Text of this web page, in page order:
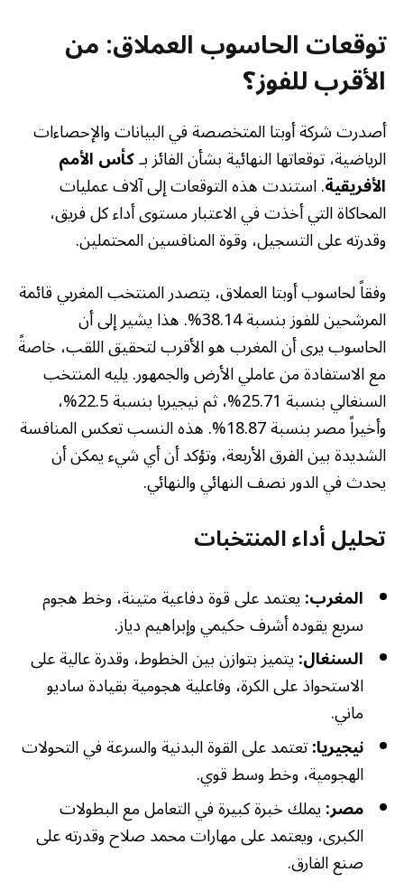
توقعات الحاسوب العملاق: من
الأقرب للفوز؟
أصدرت شركة أوبتا المتخصصة في البيانات والإحصاءات
الرياضية، توقعاتها النهائية بشأن الفائز بـكأس الأمم
الأفريقية. استندت هذه التوقعات إلى آلاف عمليات
المحاكاة التي أخذت في الاعتبار مستوى أداء كل فريق،
وقدرته على التسجيل، وقوة المنافسين المحتملين.
وفقاً لحاسوب أوبتا العملاق، يتصدر المنتخب المغربي قائمة
المرشحين للفوز بنسبة 38.14%. هذا يشير إلى أن
الحاسوب يرى أن المغرب هو الأقرب لتحقيق اللقب، خاصةً
مع الاستفادة من عاملي الأرض والجمهور. يليه المنتخب
السنغالي بنسبة 25.71%، ثم نيجيريا بنسبة 22.5%،
وأخيراً مصر بنسبة 18.87%. هذه النسب تعكس المنافسة
الشديدة بين الفرق الأربعة، وتؤكد أن أي شيء يمكن أن
يحدث في الدور نصف النهائي والنهائي.
تحليل أداء المنتخبات
المغرب:يعتمد على قوة دفاعية متينة، وخط هجوم
سريع يقوده أشرف حكيمي وإبراهيم دياز.
السنغال:يتميز بتوازن بين الخطوط، وقدرة عالية على
الاستحواذ على الكرة، وفاعلية هجومية بقيادة ساديو
ماني.
نيجيريا:تعتمد على القوة البدنية والسرعة في التحولات
الهجومية، وخط وسط قوي.
مصر:يملك خبرة كبيرة في التعامل مع البطولات
الكبرى، ويعتمد على مهارات محمد صلاح وقدرته على
صنع الفارق.